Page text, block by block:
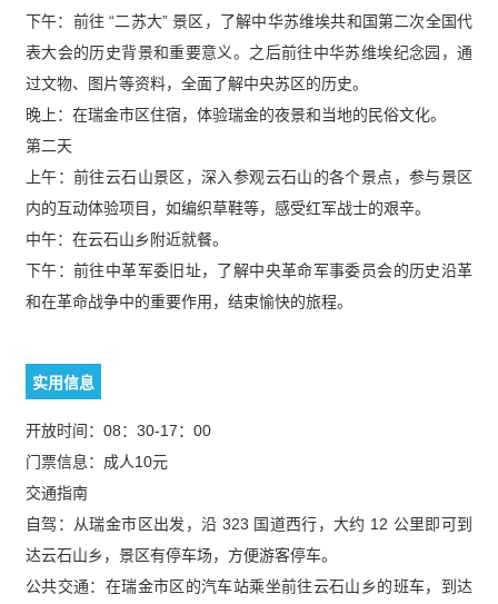
下午：前往 “二苏大” 景区，了解中华苏维埃共和国第二次全国代
表大会的历史背景和重要意义。之后前往中华苏维埃纪念园，通
过文物、图片等资料，全面了解中央苏区的历史。
晚上：在瑞金市区住宿，体验瑞金的夜景和当地的民俗文化。
第二天
上午：前往云石山景区，深入参观云石山的各个景点，参与景区
内的互动体验项目，如编织草鞋等，感受红军战士的艰辛。
中午：在云石山乡附近就餐。
下午：前往中革军委旧址，了解中央革命军事委员会的历史沿革
和在革命战争中的重要作用，结束愉快的旅程。
实用信息
开放时间：08：30-17：00
门票信息：成人10元
交通指南
自驾：从瑞金市区出发，沿 323 国道西行，大约 12 公里即可到
达云石山乡，景区有停车场，方便游客停车。
公共交通：在瑞金市区的汽车站乘坐前往云石山乡的班车，到达